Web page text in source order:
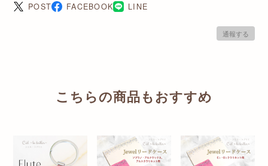
POST FACEBOOK LINE
通報する
こちらの商品もおすすめ